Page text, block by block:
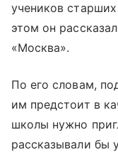
учеников
этом он
«Москва».
По его словам,
им предстоит в
школы нужно
рассказывали бы